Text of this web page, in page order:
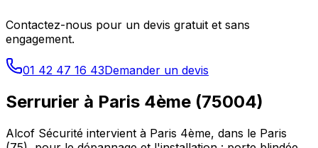
Contactez-nous pour un devis gratuit et sans
engagement.
01 42 47 16 43Demander un devis
Serrurier à Paris 4ème (75004)
Alcof Sécurité intervient à Paris 4ème, dans le Paris